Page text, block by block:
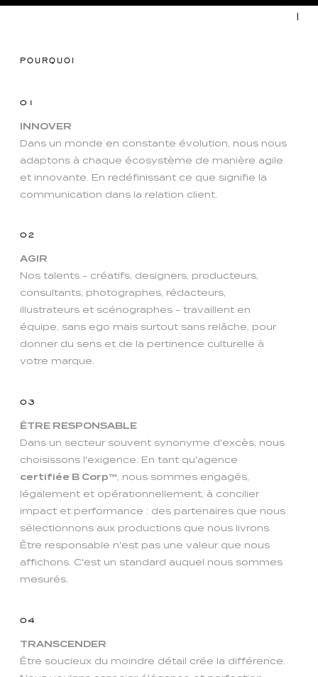
POURQUOI
01
INNOVER
Dans un monde en constante évolution, nous nous
adaptons à chaque écosystème de manière agile
et innovante. En redéfinissant ce que signifie la
communication dans la relation client.
02
AGIR
Nos talents - créatifs, designers, producteurs,
consultants, photographes, rédacteurs,
illustrateurs et scénographes - travaillent en
équipe, sans ego mais surtout sans relâche, pour
donner du sens et de la pertinence culturelle à
votre marque.
03
ÊTRE RESPONSABLE
Dans un secteur souvent synonyme d'excès, nous
choisissons l'exigence. En tant qu'agence
certifiée B Corp™, nous sommes engagés,
légalement et opérationnellement, à concilier
impact et performance : des partenaires que nous
sélectionnons aux productions que nous livrons.
Être responsable n'est pas une valeur que nous
affichons. C'est un standard auquel nous sommes
mesurés.
04
TRANSCENDER
Être soucieux du moindre détail crée la différence.